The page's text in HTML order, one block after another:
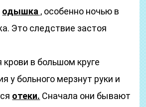
одышка , особенно ночью в
Это следствие застоя
крови в большом круге
у больного мерзнут руки и
отеки. Сначала они бывают